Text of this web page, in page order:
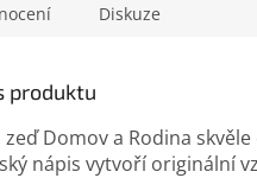
Diskuze
produktu
zeď Domov a Rodina
nápis vytvoří originální